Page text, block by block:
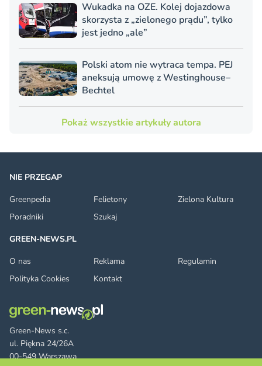
Wukadka na OZE. Kolej dojazdowa
skorzysta z „zielonego prądu”, tylko
jest jedno „ale”
Polski atom nie wytraca tempa. PEJ
aneksują umowę z Westinghouse–
Bechtel
Pokaż wszystkie artykuły autora
Green-News s.c.
ul. Piękna 24/26A
00-549 Warszawa
NIE PRZEGAP
Greenpedia
Felietony
Zielona Kultura
Poradniki
Szukaj
GREEN-NEWS.PL
O nas
Reklama
Regulamin
Polityka Cookies
Kontakt